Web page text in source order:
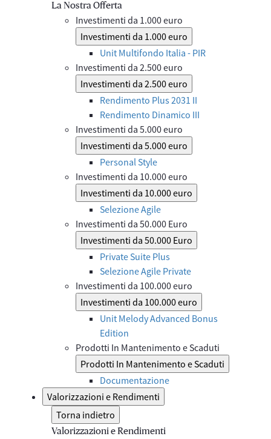
La Nostra Offerta
Investimenti da 1.000 euro
Investimenti da 1.000 euro
Unit Multifondo Italia - PIR
Investimenti da 2.500 euro
Investimenti da 2.500 euro
Rendimento Plus 2031 II
Rendimento Dinamico III
Investimenti da 5.000 euro
Investimenti da 5.000 euro
Personal Style
Investimenti da 10.000 euro
Investimenti da 10.000 euro
Selezione Agile
Investimenti da 50.000 Euro
Investimenti da 50.000 Euro
Private Suite Plus
Selezione Agile Private
Investimenti da 100.000 euro
Investimenti da 100.000 euro
Unit Melody Advanced Bonus
Edition
Prodotti In Mantenimento e Scaduti
Prodotti In Mantenimento e Scaduti
Documentazione
Valorizzazioni e Rendimenti
Torna indietro
Valorizzazioni e Rendimenti